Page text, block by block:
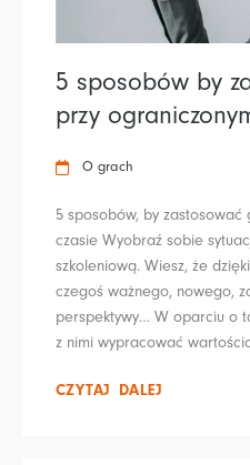
5 sposobów by
przy
O grach
5 sposobów, by zastosować
czasie Wyobraź sobie
szkoleniową. Wiesz, że
czegoś ważnego, nowego,
perspektywy… W oparciu o
z nimi wypracować
CZYTAJ DALEJ